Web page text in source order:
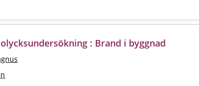
: Brand i byggnad